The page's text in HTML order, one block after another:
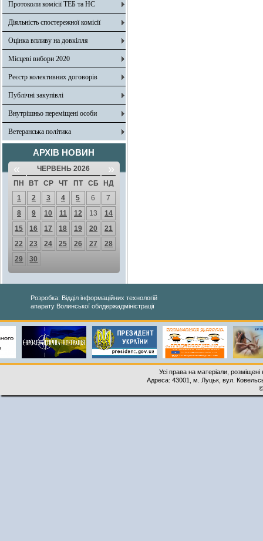
Протоколи комісії ТЕБ та НС
Діяльність спостережної комісії
Оцінка впливу на довкілля
Місцеві вибори 2020
Реєстр колективних договорів
Публічні закупівлі
Внутрішньо переміщені особи
Ветеранська політика
АРХІВ НОВИН
« ЧЕРВЕНЬ 2026 »
ПН ВТ СР ЧТ ПТ СБ
НД
1
2 3 4 5 6
7
8
9 10 11 12 13
14
15
16 17 18 19 20
21
22
23 24 25 26 27
28
29
30
Розробка: Відділ інформаційних технологій
апарату Волинської облдержадміністрації
Усі права на матеріали,
Адреса: 43001, м. Луцьк, вул.